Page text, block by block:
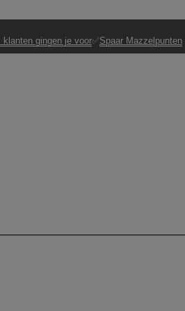
klanten gingen je voor✅Spaar Mazzelpunten